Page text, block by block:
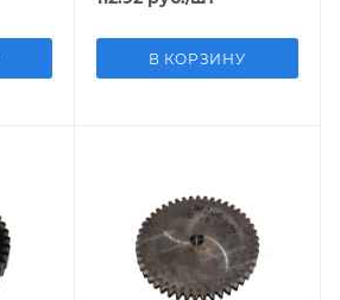
В КОРЗИНУ